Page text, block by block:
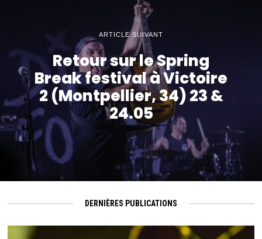
ARTICLE SUIVANT
Retour sur le Spring
Break festival à Victoire
2 (Montpellier, 34) 23 &
24.05
DERNIÈRES PUBLICATIONS